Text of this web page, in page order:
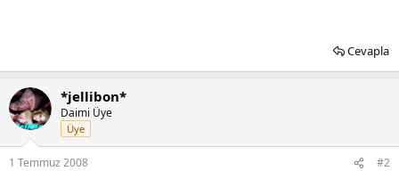
Cevapla
*jellibon*
Daimi Üye
Üye
1 Temmuz 2008 #2